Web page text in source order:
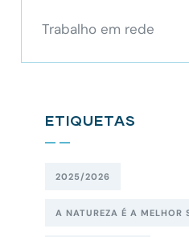
Trabalho em rede
ETIQUETAS
2025/2026
A NATUREZA É A MELHOR